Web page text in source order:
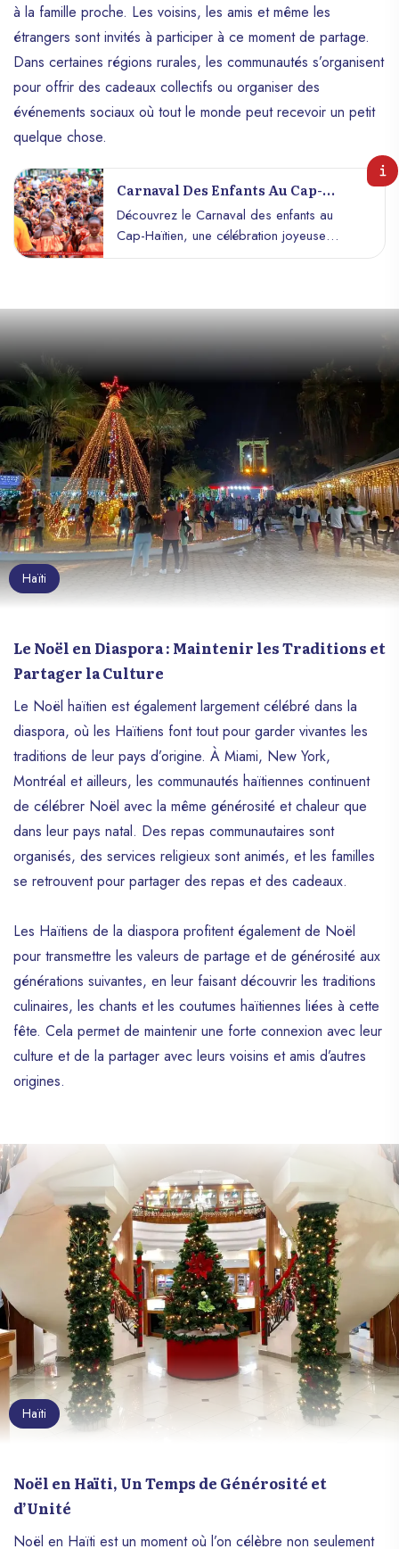
à la famille proche. Les voisins, les amis et même les
étrangers sont invités à participer à ce moment de partage.
Dans certaines régions rurales, les communautés s’organisent
pour offrir des cadeaux collectifs ou organiser des
événements sociaux où tout le monde peut recevoir un petit
quelque chose.
Carnaval Des Enfants Au Cap-
Haïtien :Une Ambiance Festive Au
Cœur De La Ville
Découvrez le Carnaval des enfants au
Cap-Haïtien, une célébration joyeuse
pleine de couleurs et de traditions
Haïti
Le Noël en Diaspora : Maintenir les Traditions et
Partager la Culture
Le Noël haïtien est également largement célébré dans la
diaspora, où les Haïtiens font tout pour garder vivantes les
traditions de leur pays d’origine. À Miami, New York,
Montréal et ailleurs, les communautés haïtiennes continuent
de célébrer Noël avec la même générosité et chaleur que
dans leur pays natal. Des repas communautaires sont
organisés, des services religieux sont animés, et les familles
se retrouvent pour partager des repas et des cadeaux.
Les Haïtiens de la diaspora profitent également de Noël
pour transmettre les valeurs de partage et de générosité aux
générations suivantes, en leur faisant découvrir les traditions
culinaires, les chants et les coutumes haïtiennes liées à cette
fête. Cela permet de maintenir une forte connexion avec leur
culture et de la partager avec leurs voisins et amis d’autres
origines.
Haïti
Noël en Haïti, Un Temps de Générosité et
d’Unité
Noël en Haïti est un moment où l’on célèbre non seulement